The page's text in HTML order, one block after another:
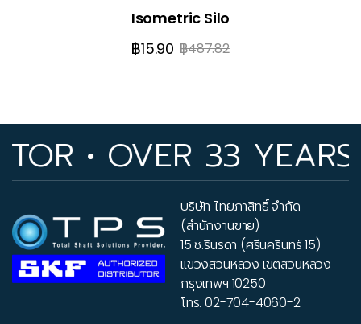
Isometric Silo
฿487.82
฿15.90
• OVER 33 YEARS
บริษัท ไทยภาสิทธิ์ จำกัด
(สำนักงานขาย)
15 ซ.รินรดา (ศรีนครินทร์ 15)
แขวงสวนหลวง เขตสวนหลวง
กรุงเทพฯ 10250
โทร.02-704-4060-2